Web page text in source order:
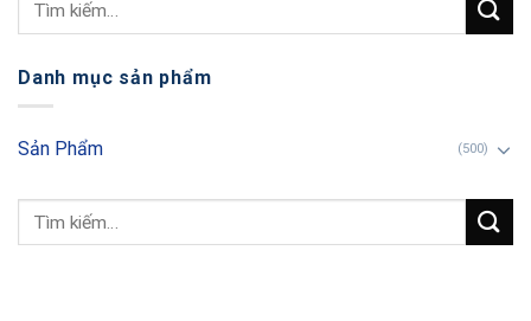
Danh mục sản phẩm
Sản Phẩm (500)